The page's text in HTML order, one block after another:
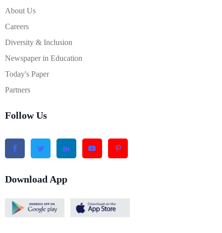
About Us
Careers
Diversity & Inclusion
Newspaper in Education
Today's Paper
Partners
Follow Us
Download App